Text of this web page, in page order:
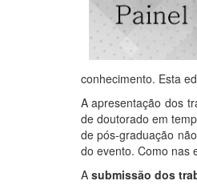
conhecimento. Esta
A apresentação dos
de doutorado em
de pós-graduação
do evento. Como nas
A submissão dos